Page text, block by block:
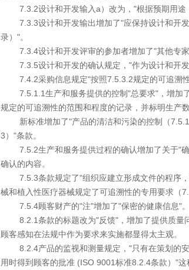
7.3.2设计和开发输入a）改为，"根据预期用途
7.3.3设计和开发输出增加了"应保持设计和开发
录）"。
7.3.4设计和开发评审的参加者增加了"其他专
7.3.5设计和开发的确认规定，"作为设计和开发
7.4.2采购信息规定"按照7.5.3.2规定的可追溯性
7.5.1.1生产和服务提供的控制"总要求"，增加了
规定的可追溯性的范围和程度的记录，并标明生产
新标准增加了"产品的清洁和污染的控制（
3）"条款。
7.5.2生产和服务提供过程的确认增加了关于"确
确认的内容。
7.5.3条款规定了"组织应建立形成文件的程序，
械和植入性医疗器械规定了可追溯性的专用要求（
7.5.4顾客财产的"注"增加了"保密的健康信息"。
8.2.1条款的标题改为"反馈"，增加了提供质量问
顾客感知在法规中作为要求来实施都显得太主观。
8.2.4产品的监视和测量规定，"只有在策划的安
用时得到顾客的批准 (ISO 9001标准8.2.4条款）"这